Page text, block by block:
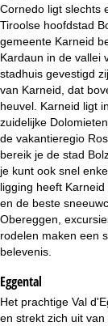
p
a
g
i
n
a
Cornedo ligt slechts
Tiroolse hoofdstad
gemeente Karneid
Kardaun in de vallei
stadhuis gevestigd
van Karneid, dat
heuvel. Karneid ligt
zuidelijke
de vakantieregio
bereik je de stad
je kunt ook snel
ligging heeft
en de beste
Obereggen,
rodelen maken een
belevenis.
Eggental
Het prachtige Val
en strekt zich uit